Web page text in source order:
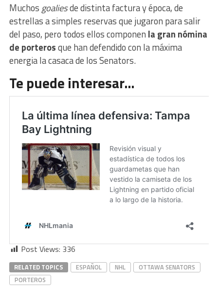
Muchos goaliesde distinta factura y época, de
estrellas a simples reservas que jugaron para salir
del paso, pero todos ellos componen la gran nómina
de porterosque han defendido con la máxima
energia la casaca de los Senators.
Te puede interesar…
Post Views: 336
RELATED TOPICS ESPAÑOL NHL
OTTAWA SENATORS
PORTEROS